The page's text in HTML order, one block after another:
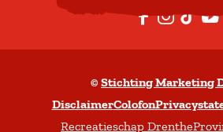
n
F
a
e
b
I
n
t
a
T
i
T
o
Y
o
t
u
© Stichting Marketing
DisclaimerColofon
Recreatieschap Drenthe